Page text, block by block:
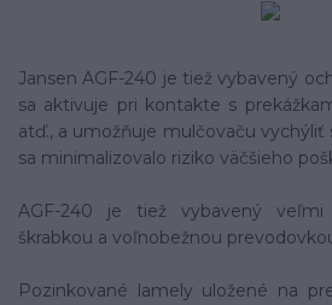
Jansen AGF-240 je tiež vybavený
sa aktivuje pri kontakte s
atď., a umožňuje mulčovaču vychýliť
sa minimalizovalo riziko väčšieho
AGF-240 je tiež vybavený
škrabkou a voľnobežnou
Pozinkované lamely uložené na